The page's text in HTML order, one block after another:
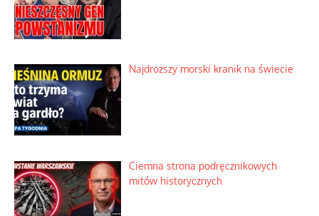
Najdroższy morski kranik na świecie
Ciemna strona podręcznikowych
mitów historycznych